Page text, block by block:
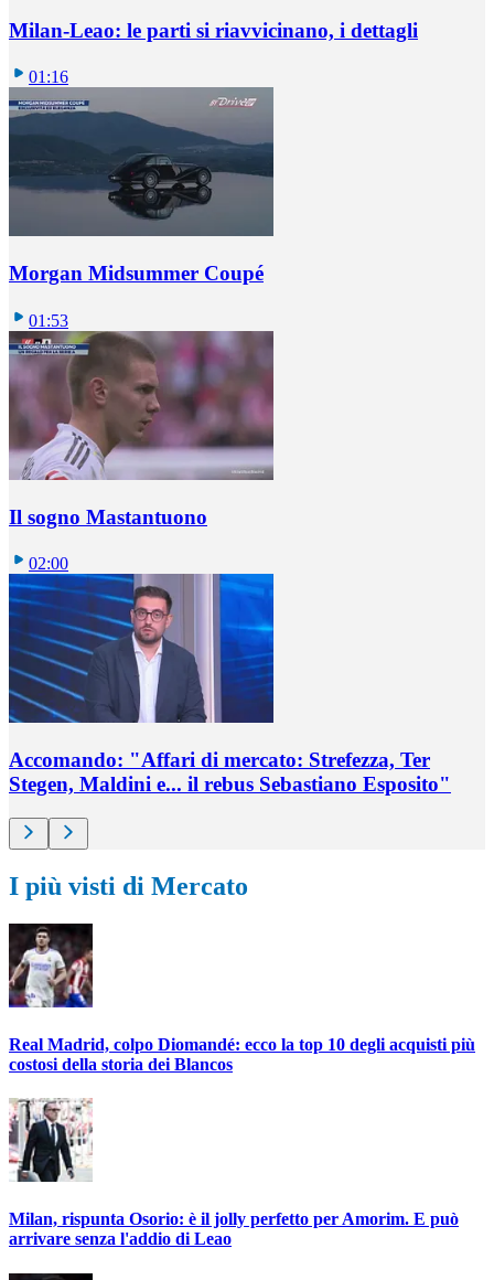
Milan-Leao: le parti si riavvicinano, i dettagli
01:16
Morgan Midsummer Coupé
01:53
Il sogno Mastantuono
02:00
Accomando: "Affari di mercato: Strefezza, Ter
Stegen, Maldini e... il rebus Sebastiano Esposito"
I più visti di Mercato
Real Madrid, colpo Diomandé: ecco la top 10 degli acquisti più
costosi della storia dei Blancos
Milan, rispunta Osorio: è il jolly perfetto per Amorim. E può
arrivare senza l'addio di Leao